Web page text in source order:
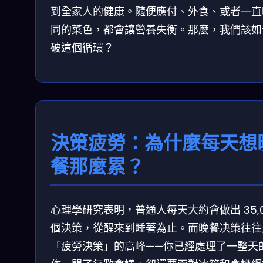
到全家人的健康。隨便應付、外食、或者一
同的菜色，都會讓營養失衡。那麼，我們該
破這個循環？
決策疲勞：為什麼每天想
餐那麼累？
心理學研究表明，普通人每天大約會做出
個決策，從醒來到睡著為止。而晚餐决策往
「疲勞決策」的高峰——你已經處理了一整天